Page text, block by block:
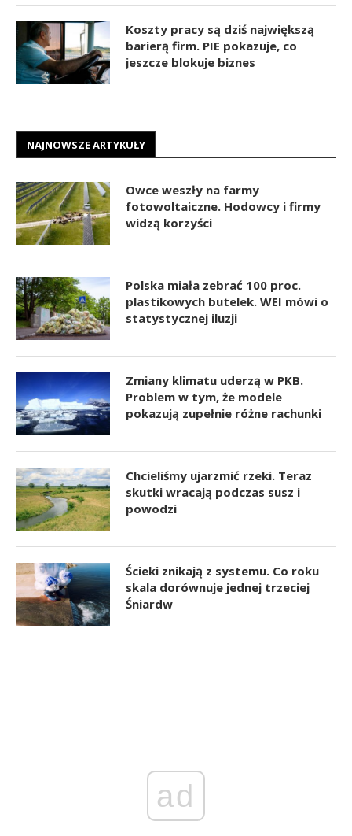
Koszty pracy są dziś największą
barierą firm. PIE pokazuje, co
jeszcze blokuje biznes
NAJNOWSZE ARTYKUŁY
Owce weszły na farmy
fotowoltaiczne. Hodowcy i firmy
widzą korzyści
Polska miała zebrać 100 proc.
plastikowych butelek. WEI mówi o
statystycznej iluzji
Zmiany klimatu uderzą w PKB.
Problem w tym, że modele
pokazują zupełnie różne rachunki
Chcieliśmy ujarzmić rzeki. Teraz
skutki wracają podczas susz i
powodzi
Ścieki znikają z systemu. Co roku
skala dorównuje jednej trzeciej
Śniardw
ad